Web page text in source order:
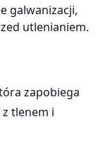
galwanizacji,
utlenianiem.
zapobiega
tlenem i